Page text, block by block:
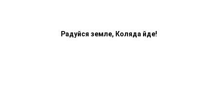
Радуйся земле, Коляда йде!